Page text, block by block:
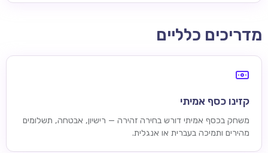
מדריכים כלליים
קזינו כסף אמיתי
משחק בכסף אמיתי דורש בחירה זהירה — רישיון, אבטחה, תשלומים
מהירים ותמיכה בעברית או אנגלית.